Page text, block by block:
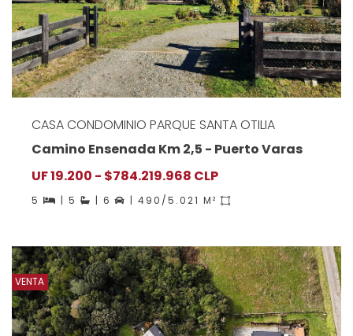
CASA CONDOMINIO PARQUE SANTA OTILIA
Camino Ensenada Km 2,5 - Puerto Varas
UF 19.200 - $784.219.968 CLP
5 | 5 | 6 | 490/5.021 M²
VENTA